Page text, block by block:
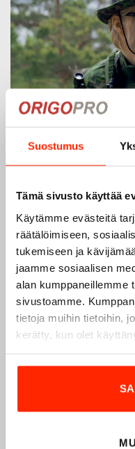
Suostumus
Tämä sivusto käyttää
Käytämme evästeitä
räätälöimiseen,
tukemiseen ja
jaamme sosiaalisen
alan kumppaneillemme
sivustoamme.
tietoja muihin tietoihin,
kerätty, kun olet
Origopro –